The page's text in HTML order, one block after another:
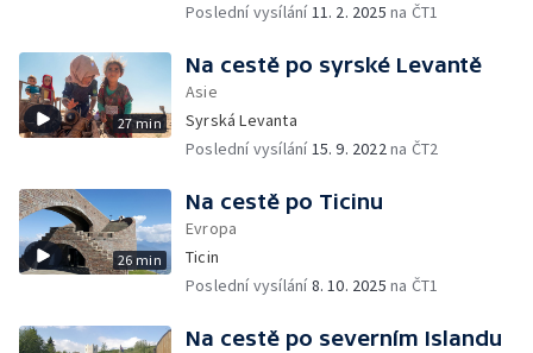
Poslední vysílání11. 2. 2025 na ČT1
27 min
Na cestě po syrské Levantě
Asie
Syrská Levanta
Poslední vysílání15. 9. 2022na ČT2
26 min
Na cestě po Ticinu
Evropa
Ticin
Poslední vysílání8. 10. 2025 na ČT1
Na cestě po severním Islandu